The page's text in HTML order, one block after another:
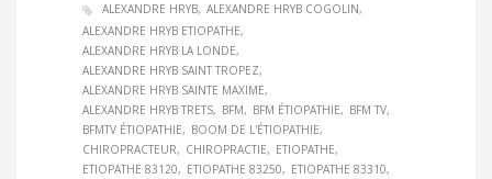
ALEXANDRE HRYB ALEXANDRE HRYB COGOLIN
ALEXANDRE HRYB ETIOPATHE
ALEXANDRE HRYB LA LONDE
ALEXANDRE HRYB SAINT TROPEZ
ALEXANDRE HRYB SAINTE MAXIME
ALEXANDRE HRYB TRETS
BFM BFM ÉTIOPATHIE
BFM TV
BFMTV ÉTIOPATHIE
BOOM DE L'ÉTIOPATHIE
CHIROPRACTEUR
CHIROPRACTIE
ETIOPATHE
ETIOPATHE 83120
ETIOPATHE 83250
ETIOPATHE 83310